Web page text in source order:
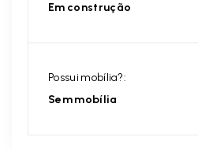
Em construção
Possui mobília?:
Sem mobília